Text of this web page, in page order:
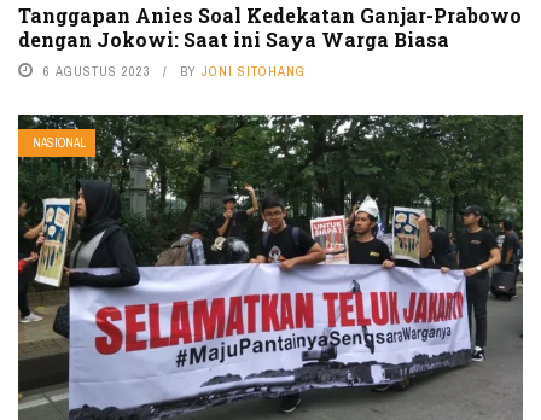
Tanggapan Anies Soal Kedekatan Ganjar-Prabowo
dengan Jokowi: Saat ini Saya Warga Biasa
6 AGUSTUS 2023 BY JONI SITOHANG
NASIONAL